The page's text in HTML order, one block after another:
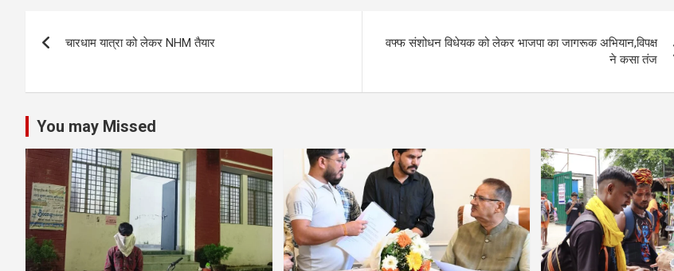
A
p
o
k
g n
navigation
चारधाम यात्रा को लेकर NHM तैयार
वफ्फ संशोधन विधेयक को लेकर भाजपा का जागरूक अभियान,विपक्ष
ने कसा तंज
You may Missed